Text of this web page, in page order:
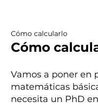
Cómo calcularlo
Cómo
Vamos a poner en
matemáticas
necesita un PhD